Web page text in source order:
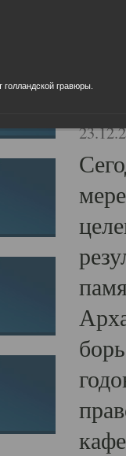
в
голландской гравюры.